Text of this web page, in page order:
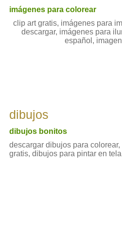
imágenes para colorear
clip art gratis, imágenes para
descargar, imágenes para
español,
dibujos
dibujos bonitos
descargar dibujos para
gratis, dibujos para pintar en